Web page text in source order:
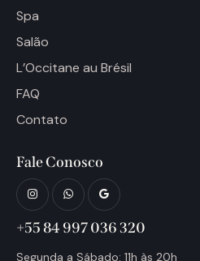
Spa
Salão
L’Occitane au Brésil
FAQ
Contato
Fale Conosco
+55 84 997 036 320
Segunda a Sábado: 11h às 20h